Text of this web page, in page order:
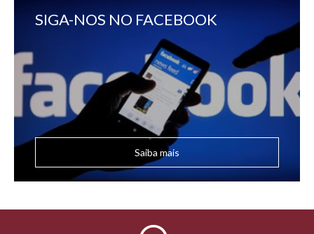
SIGA-NOS NO FACEBOOK
Saiba mais